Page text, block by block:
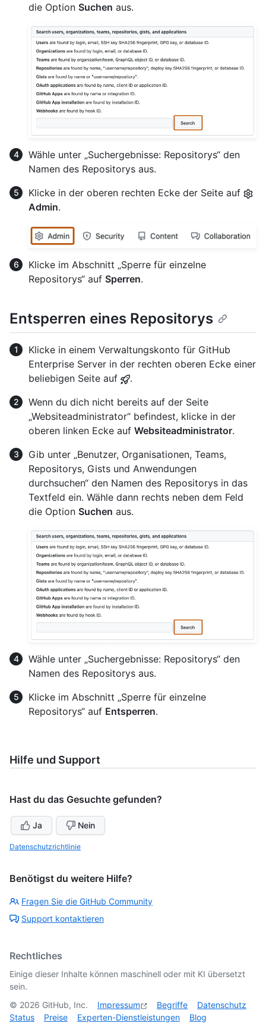
die Option Suchen aus.
Wähle unter „Suchergebnisse: Repositorys“ den
Namen des Repositorys aus.
Klicke in der oberen rechten Ecke der Seite auf
Admin.
Klicke im Abschnitt „Sperre für einzelne
Repositorys“ auf Sperren.
Entsperren eines Repositorys
Klicke in einem Verwaltungskonto für GitHub
Enterprise Server in der rechten oberen Ecke einer
beliebigen Seite auf
.
Wenn du dich nicht bereits auf der Seite
„Websiteadministrator“ befindest, klicke in der
oberen linken Ecke auf Websiteadministrator.
Gib unter „Benutzer, Organisationen, Teams,
Repositorys, Gists und Anwendungen
durchsuchen“ den Namen des Repositorys in das
Textfeld ein. Wähle dann rechts neben dem Feld
die Option Suchen aus.
Wähle unter „Suchergebnisse: Repositorys“ den
Namen des Repositorys aus.
Klicke im Abschnitt „Sperre für einzelne
Repositorys“ auf Entsperren.
Hilfe und Support
Hast du das Gesuchte gefunden?
Ja Nein
Datenschutzrichtlinie
Benötigst du weitere Hilfe?
Fragen Sie die GitHub Community
Support kontaktieren
Rechtliches
Einige dieser Inhalte können maschinell oder mit KI übersetzt
sein.
© 2026 GitHub, Inc. Impressum Begriffe
Datenschutz
Status
Preise Experten-Dienstleistungen Blog